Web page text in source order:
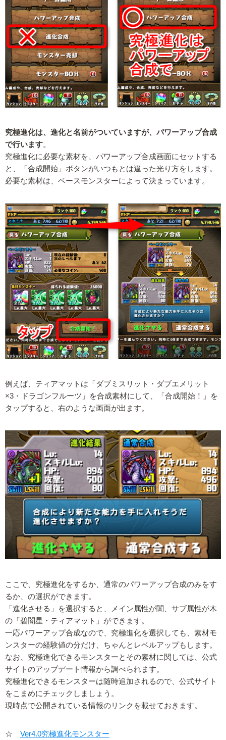
究極進化は、進化と名前がついていますが、パワーアップ合成
で行います。
究極進化に必要な素材を、パワーアップ合成画面にセットする
と、「合成開始」ボタンがいつもとは違った光り方をします。
必要な素材は、ベースモンスターによって決まっています。
例えば、ティアマットは「ダブミスリット・ダブエメリット
×3・ドラゴンフルーツ」を合成素材にして、「合成開始！」を
タップすると、右のような画面が出ます。
ここで、究極進化をするか、通常のパワーアップ合成のみをす
るか、の選択ができます。
「進化させる」を選択すると、メイン属性が闇、サブ属性が木
の「碧闇星・ティアマット」ができます。
一応パワーアップ合成なので、究極進化を選択しても、素材モ
ンスターの経験値の分だけ、ちゃんとレベルアップもします。
なお、究極進化できるモンスターとその素材に関しては、公式
サイトのアップデート情報から調べられます。
究極進化できるモンスターは随時追加されるので、公式サイト
をこまめにチェックしましょう。
現時点で公開されている情報のリンクを載せておきます。
☆ Ver4.0究極進化モンスター